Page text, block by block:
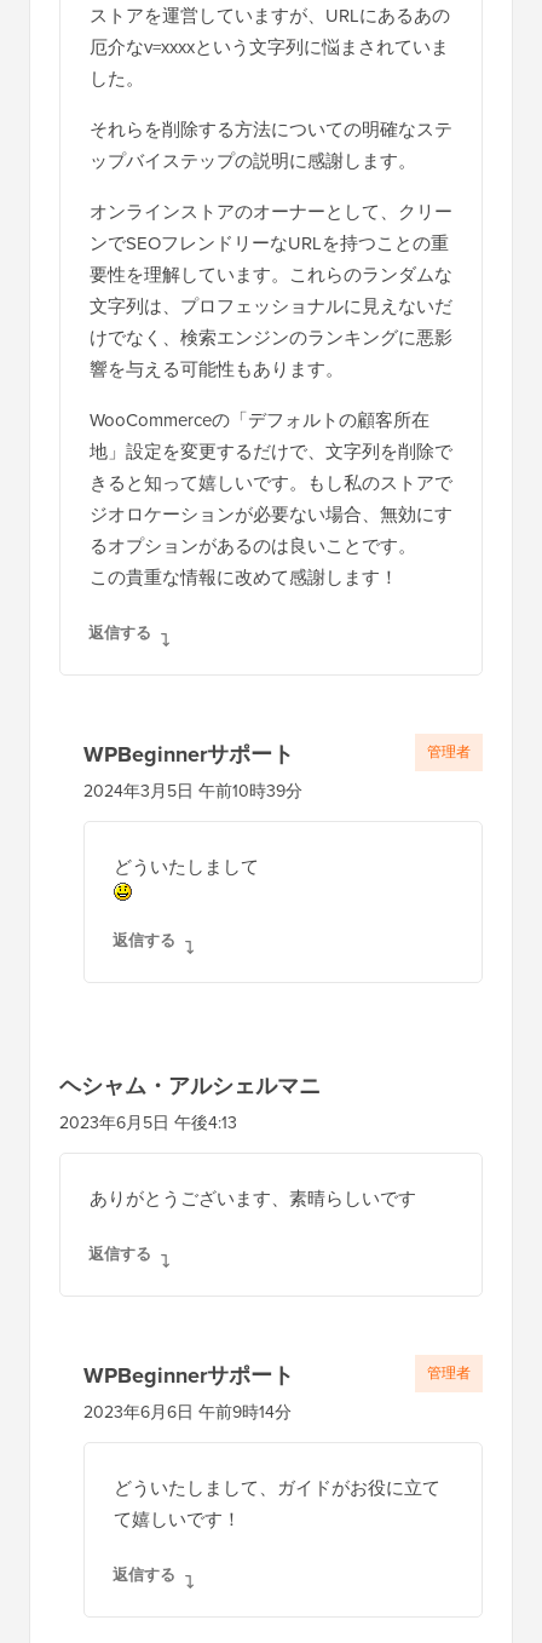
ストアを運営していますが、URLにあるあの
厄介なv=xxxxという文字列に悩まされていま
した。
それらを削除する方法についての明確なステ
ップバイステップの説明に感謝します。
オンラインストアのオーナーとして、クリー
ンでSEOフレンドリーなURLを持つことの重
要性を理解しています。これらのランダムな
文字列は、プロフェッショナルに見えないだ
けでなく、検索エンジンのランキングに悪影
響を与える可能性もあります。
WooCommerceの「デフォルトの顧客所在
地」設定を変更するだけで、文字列を削除で
きると知って嬉しいです。もし私のストアで
ジオロケーションが必要ない場合、無効にす
るオプションがあるのは良いことです。
この貴重な情報に改めて感謝します！
返信する
WPBeginnerサポート
2024年3月5日 午前10時39分
どういたしまして
返信する
管理者
ヘシャム・アルシェルマニ
2023年6月5日 午後4:13
ありがとうございます、素晴らしいです
返信する
WPBeginnerサポート
2023年6月6日 午前9時14分
どういたしまして、ガイドがお役に立て
て嬉しいです！
返信する
管理者